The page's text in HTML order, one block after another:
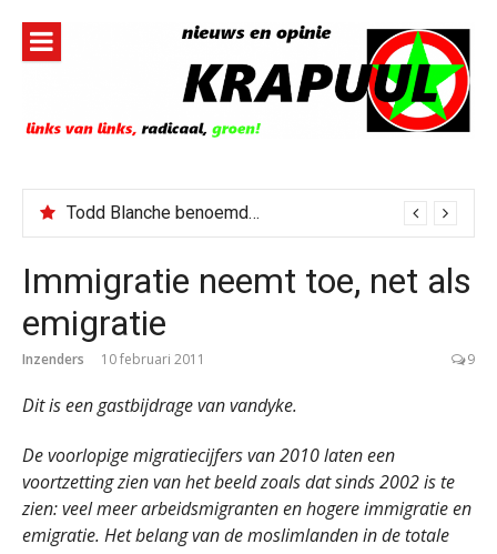
inhoud
Todd Blanche benoemd tot Attorney General
Immigratie neemt toe, net als
emigratie
Inzenders 10 februari 2011 9
Dit is een gastbijdrage van vandyke.
De voorlopige migratiecijfers van 2010 laten een
voortzetting zien van het beeld zoals dat sinds 2002 is te
zien: veel meer arbeidsmigranten en hogere immigratie en
emigratie. Het belang van de moslimlanden in de totale